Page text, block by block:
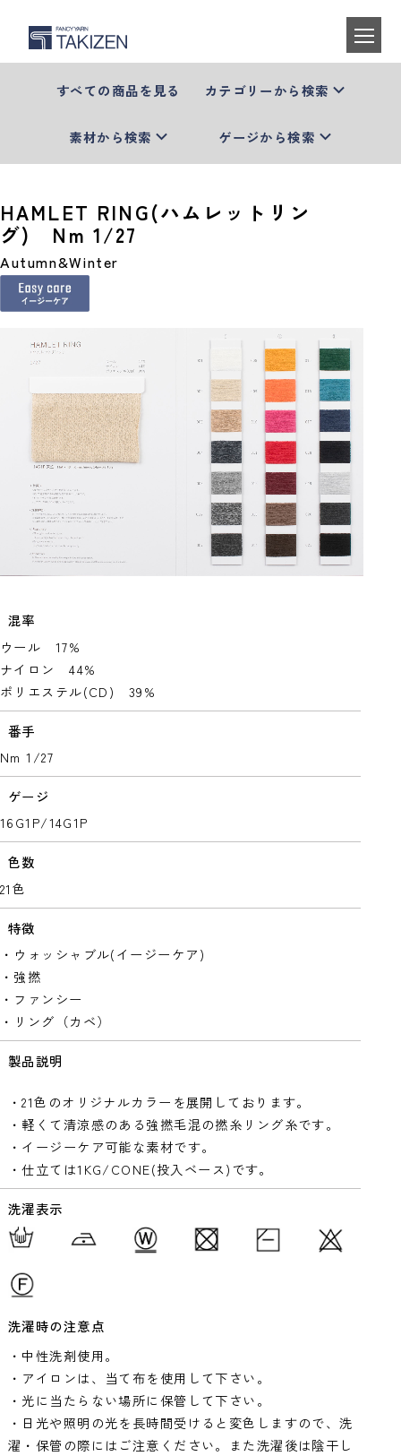
すべての商品を見る カテゴリーから検索
素材から検索 ゲージから検索
HAMLET RING(ハムレットリン
グ) Nm 1/27
Autumn&Winter
混率
ウール 17%
ナイロン 44%
ポリエステル(CD) 39%
番手
Nm 1/27
ゲージ
16G1P/14G1P
色数
21色
特徴
・ウォッシャブル(イージーケア)
・強撚
・ファンシー
・リング（カベ）
製品説明
・21色のオリジナルカラーを展開しております。
・軽くて清涼感のある強撚毛混の撚糸リング糸です。
・イージーケア可能な素材です。
・仕立ては1KG/CONE(投入ベース)です。
洗濯表示
洗濯時の注意点
・中性洗剤使用。
・アイロンは、当て布を使用して下さい。
・光に当たらない場所に保管して下さい。
・日光や照明の光を長時間受けると変色しますので、洗
濯・保管の際にはご注意ください。また洗濯後は陰干し